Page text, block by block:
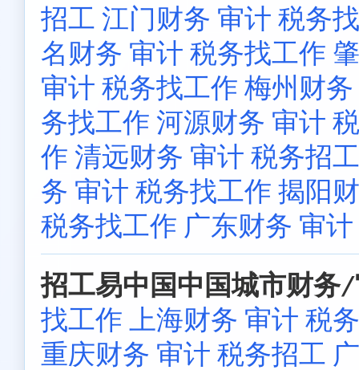
招工 江门财务 审计 税务
名财务 审计 税务找工作
审计 税务找工作 梅州财
务找工作 河源财务 审计
作 清远财务 审计 税务招工
务 审计 税务找工作 揭阳
税务找工作 广东财务 审
招工易中国中国城市财务
找工作 上海财务 审计 税
重庆财务 审计 税务招工